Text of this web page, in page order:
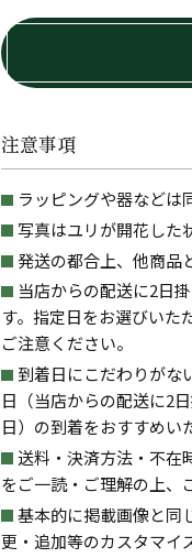
注意事項
ラッピングや器などは
写真はユリが開花した
発送の都合上、他商品
当店からの配送に2日
す。指定日をお選びいた
ご注意ください。
到着日にこだわりがな
日（当店からの配送に2
日）の到着をおすすめい
送料・決済方法・不在
をご一読・ご理解の上、
基本的に掲載画像と同
更・追加等のカスタマイ